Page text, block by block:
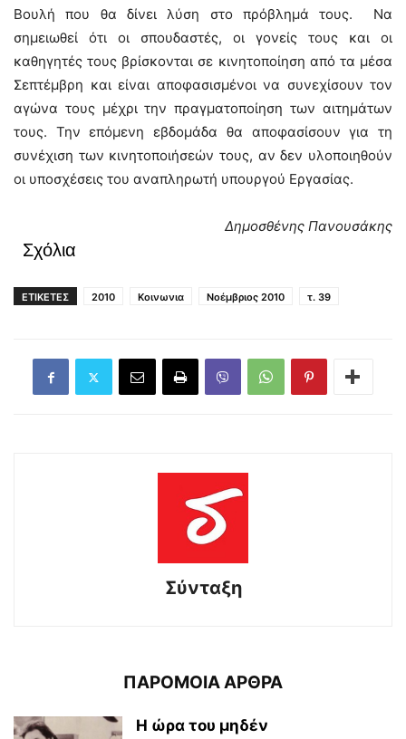
Βουλή που θα δίνει λύση στο πρόβλημά τους. Να
σημειωθεί ότι οι σπουδαστές, οι γονείς τους και οι
καθηγητές τους βρίσκονται σε κινητοποίηση από τα μέσα
Σεπτέμβρη και είναι αποφασισμένοι να συνεχίσουν τον
αγώνα τους μέχρι την πραγματοποίηση των αιτημάτων
τους. Την επόμενη εβδομάδα θα αποφασίσουν για τη
συνέχιση των κινητοποιήσεών τους, αν δεν υλοποιηθούν
οι υποσχέσεις του αναπληρωτή υπουργού Εργασίας.
Δημοσθένης Πανουσάκης
Σχόλια
ΕΤΙΚΕΤΕΣ 2010 Κοινωνια Νοέμβριος 2010 τ. 39
Σύνταξη
ΠΑΡΟΜΟΙΑ ΑΡΘΡΑ
Η ώρα του μηδέν